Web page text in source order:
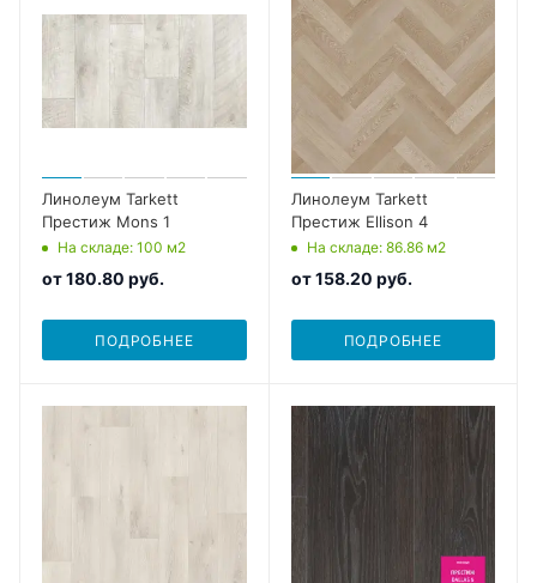
Линолеум Tarkett
Престиж Mons 1
На складе: 100 м2
от180.80 руб.
ПОДРОБНЕЕ
Линолеум Tarkett
Престиж Ellison 4
На складе: 86.86 м2
от158.20 руб.
ПОДРОБНЕЕ